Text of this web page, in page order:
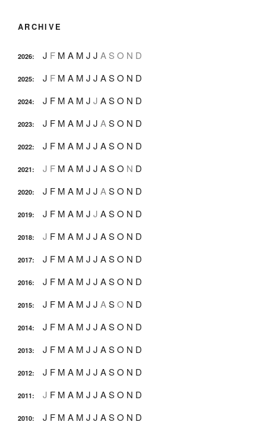
ARCHIVE
2026: J F M A M J J A S O N D
2025: J F M A M J J ASO N D
2024: J F M A M J J ASO N D
2023: J F M A M J J ASO N D
2022: J F M A M J J ASO N D
2021: J F M A M J J ASO N D
2020: J F M A M J J ASO N D
2019: J F M A M J J ASO N D
2018: J F M A M J J ASO N D
2017: J F M A M J J ASO N D
2016: J F M A M J J ASO N D
2015: J F M A M J J ASO N D
2014: J F M A M J J ASO N D
2013: J F M A M J J ASO N D
2012: J F M A M J J ASO N D
2011: J F M A M J J ASO N D
2010: J F M A M J J ASO N D